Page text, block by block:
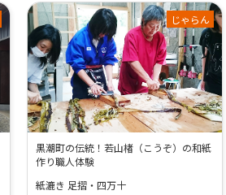
黒潮町の伝統！若山楮（こうぞ）の和紙
作り職人体験
紙漉き 足摺・四万十
じゃらん